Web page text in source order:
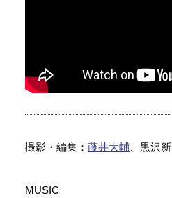
撮影・編集： 藤井大輔、黒沢新
MUSIC